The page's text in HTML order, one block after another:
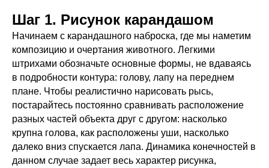
Шаг 1. Рисунок карандашом
Начинаем с карандашного наброска, где мы наметим
композицию и очертания животного. Легкими
штрихами обозначьте основные формы, не вдаваясь
в подробности контура: голову, лапу на переднем
плане. Чтобы реалистично нарисовать рысь,
постарайтесь постоянно сравнивать расположение
разных частей объекта друг с другом: насколько
крупна голова, как расположены уши, насколько
далеко вниз спускается лапа. Динамика конечностей в
данном случае задает весь характер рисунка,